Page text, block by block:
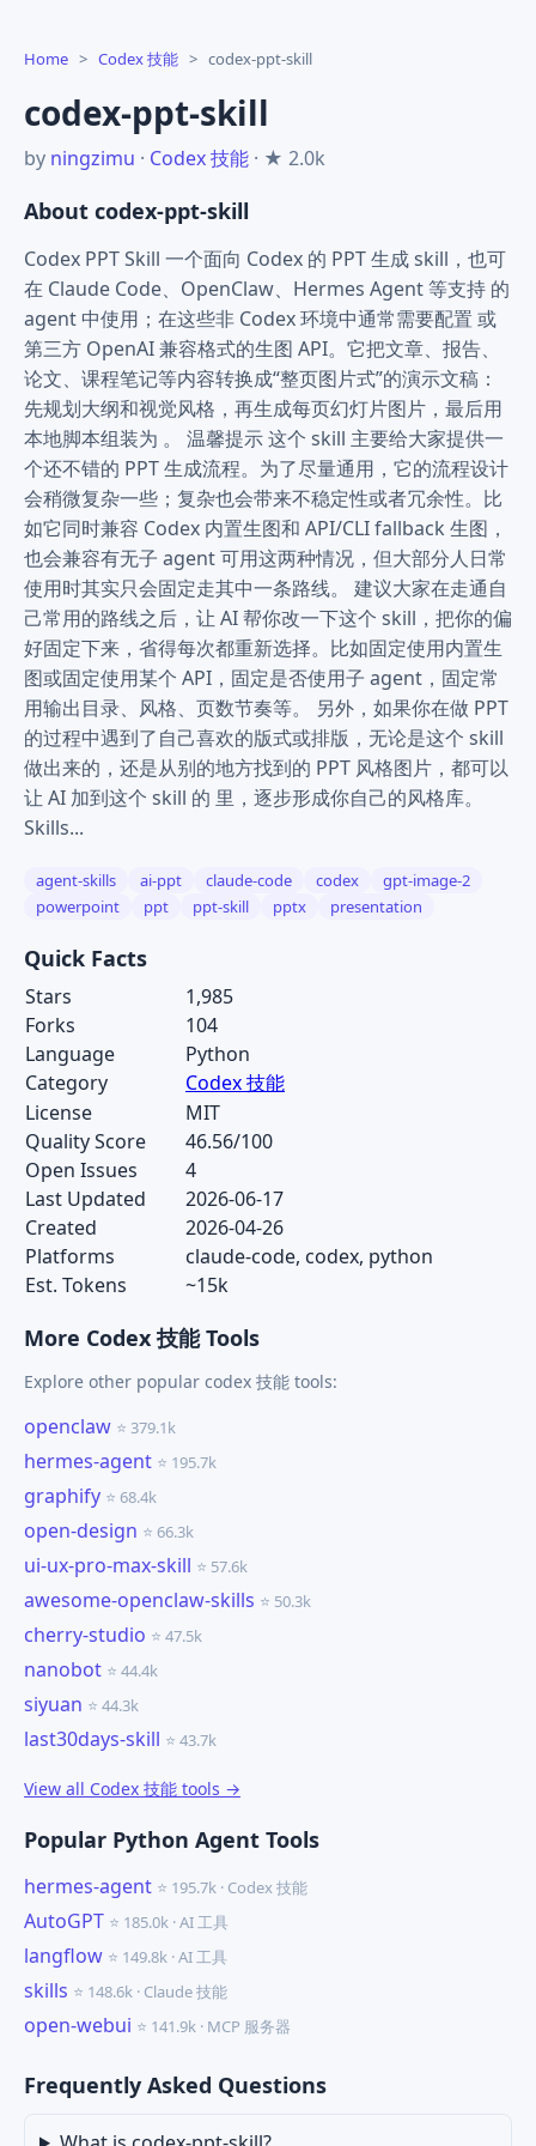
Home > Codex 技能 > codex-ppt-skill
codex-ppt-skill
by ningzimu · Codex 技能 · ★ 2.0k
About codex-ppt-skill
Codex PPT Skill 一个面向 Codex 的 PPT 生成 skill，也可
在 Claude Code、OpenClaw、Hermes Agent 等支持 的
agent 中使用；在这些非 Codex 环境中通常需要配置 或
第三方 OpenAI 兼容格式的生图 API。它把文章、报告、
论文、课程笔记等内容转换成“整页图片式”的演示文稿：
先规划大纲和视觉风格，再生成每页幻灯片图片，最后用
本地脚本组装为 。 温馨提示 这个 skill 主要给大家提供一
个还不错的 PPT 生成流程。为了尽量通用，它的流程设计
会稍微复杂一些；复杂也会带来不稳定性或者冗余性。比
如它同时兼容 Codex 内置生图和 API/CLI fallback 生图，
也会兼容有无子 agent 可用这两种情况，但大部分人日常
使用时其实只会固定走其中一条路线。 建议大家在走通自
己常用的路线之后，让 AI 帮你改一下这个 skill，把你的偏
好固定下来，省得每次都重新选择。比如固定使用内置生
图或固定使用某个 API，固定是否使用子 agent，固定常
用输出目录、风格、页数节奏等。 另外，如果你在做 PPT
的过程中遇到了自己喜欢的版式或排版，无论是这个 skill
做出来的，还是从别的地方找到的 PPT 风格图片，都可以
让 AI 加到这个 skill 的 里，逐步形成你自己的风格库。
Skills...
agent-skills ai-ppt claude-code codex
gpt-image-2
powerpoint
ppt ppt-skill pptx presentation
Quick Facts
Stars
1,985
Forks
104
Language
Python
Category
Codex 技能
License
MIT
Quality Score
46.56/100
Open Issues
4
Last Updated
2026-06-17
Created
2026-04-26
Platforms
claude-code, codex, python
Est. Tokens
~15k
More Codex 技能 Tools
Explore other popular codex 技能 tools:
openclaw ⭐ 379.1k
hermes-agent ⭐ 195.7k
graphify ⭐ 68.4k
open-design ⭐ 66.3k
ui-ux-pro-max-skill ⭐ 57.6k
awesome-openclaw-skills ⭐ 50.3k
cherry-studio ⭐ 47.5k
nanobot ⭐ 44.4k
siyuan ⭐ 44.3k
last30days-skill ⭐ 43.7k
View all Codex 技能 tools →
Popular Python Agent Tools
hermes-agent ⭐ 195.7k · Codex 技能
AutoGPT ⭐ 185.0k · AI 工具
langflow ⭐ 149.8k · AI 工具
skills ⭐ 148.6k · Claude 技能
open-webui ⭐ 141.9k · MCP 服务器
Frequently Asked Questions